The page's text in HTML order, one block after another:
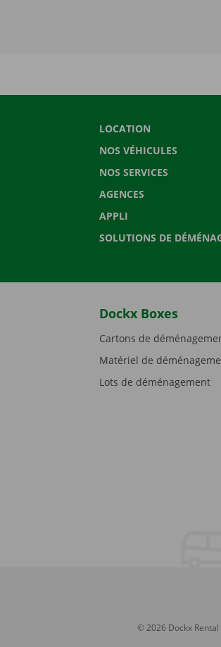
LOCATION
NOS VÉHICULES
NOS SERVICES
AGENCES
APPLI
SOLUTIONS DE
Dockx Boxes
Cartons de
Matériel de
Lots de déménagement
© 2026 Dockx Rental